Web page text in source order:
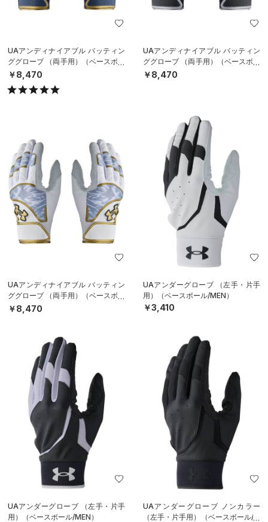
UAアンディナイアブル バッティン
ググローブ （両手用）（ベースボー
ル/MEN）
￥8,470
UAアンディナイアブル バッティン
ググローブ （両手用）（ベースボー
ル/MEN）
￥8,470
UAアンディナイアブル バッティン
ググローブ （両手用）（ベースボー
ル/MEN）
￥8,470
UAアンダーグローブ （左手・片手
用）（ベースボール/MEN）
￥3,410
UAアンダーグローブ （左手・片手
用）（ベースボール/MEN）
UAアンダーグローブ ノンカラー
（左手・片手用）（ベースボール/M